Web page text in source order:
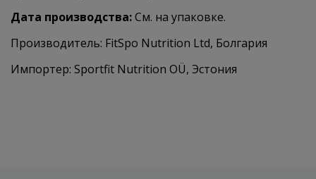
Дата производства:См. на упаковке.
Производитель: FitSpo Nutrition Ltd, Болгария
Импортер: Sportfit Nutrition OÜ, Эстония